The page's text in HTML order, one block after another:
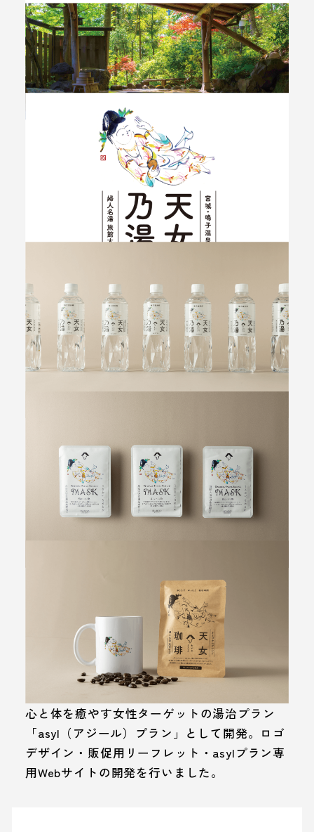
心と体を癒やす女性ターゲットの湯治プラン
「asyl（アジール）プラン」として開発。ロゴ
デザイン・販促用リーフレット・asylプラン専
用Webサイトの開発を行いました。